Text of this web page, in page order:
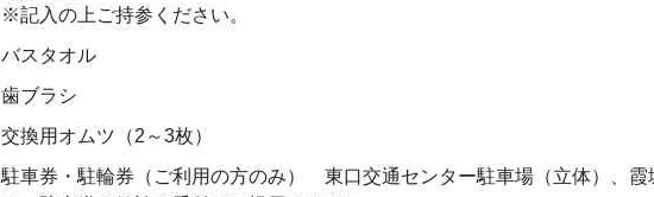
※記入の上ご持参ください。
バスタオル
歯ブラシ
交換用オムツ（2～3枚）
駐車券・駐輪券（ご利用の方のみ） 東口交通センター駐車場（立体）、